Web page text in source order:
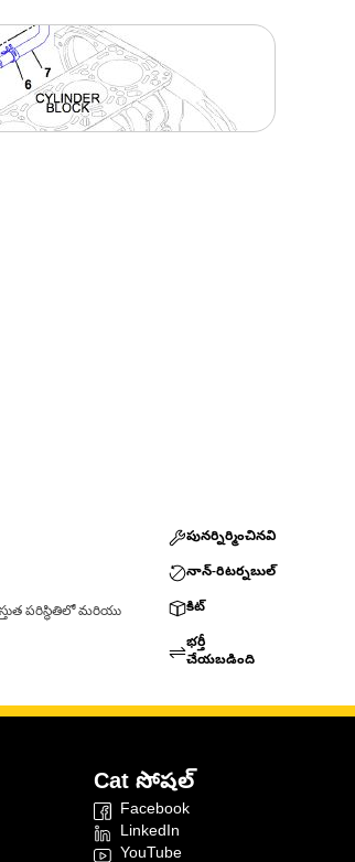
పరిస్థితిలో మరియు
పునర్నిర్మించినవి
నాన్-రిటర్నబుల్
కిట్
భర్తీ
చేయబడింది
Cat సోషల్
Facebook
LinkedIn
YouTube